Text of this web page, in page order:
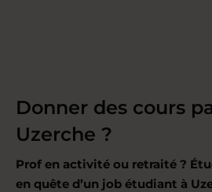
Donner des cours
Uzerche ?
Prof en activité ou retraité ?
en quête d’un job étudiant à